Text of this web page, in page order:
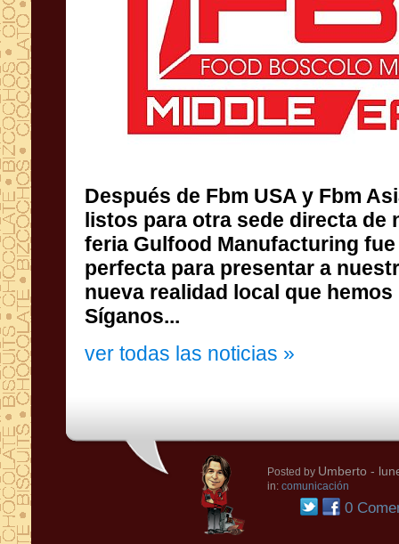
Después de Fbm USA y Fbm
listos para otra sede directa de
feria Gulfood Manufacturing
perfecta para presentar a
nueva realidad local que
Síganos...
ver todas las noticias »
Posted by Umberto -
in: comunicación
0